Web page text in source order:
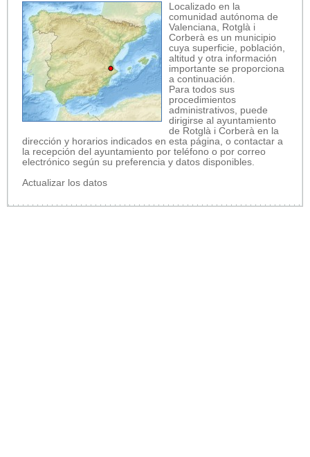
Localizado en la
comunidad autónoma de
Valenciana, Rotglà i
Corberà es un municipio
cuya superficie, población,
altitud y otra información
importante se proporciona
a continuación.
Para todos sus
procedimientos
administrativos, puede
dirigirse al ayuntamiento
de Rotglà i Corberà en la
dirección y horarios indicados en esta página, o contactar a
la recepción del ayuntamiento por teléfono o por correo
electrónico según su preferencia y datos disponibles.
Actualizar los datos